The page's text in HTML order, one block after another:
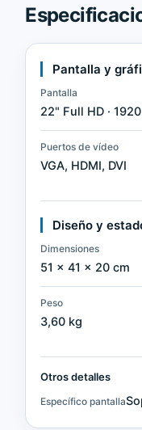
Pantalla y
Pantalla
22" Full HD ·
Puertos de vídeo
VGA, HDMI, DVI
Diseño y
Dimensiones
51 × 41 × 20 cm
Peso
3,60 kg
Otros detalles
Específico pantalla